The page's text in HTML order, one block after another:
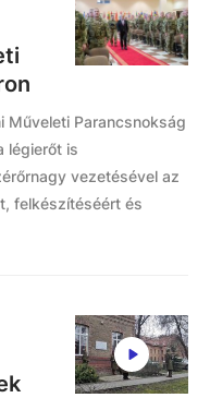
Műveleti Parancsnokság
légierőt is
vezetésével az
felkészítéséért és